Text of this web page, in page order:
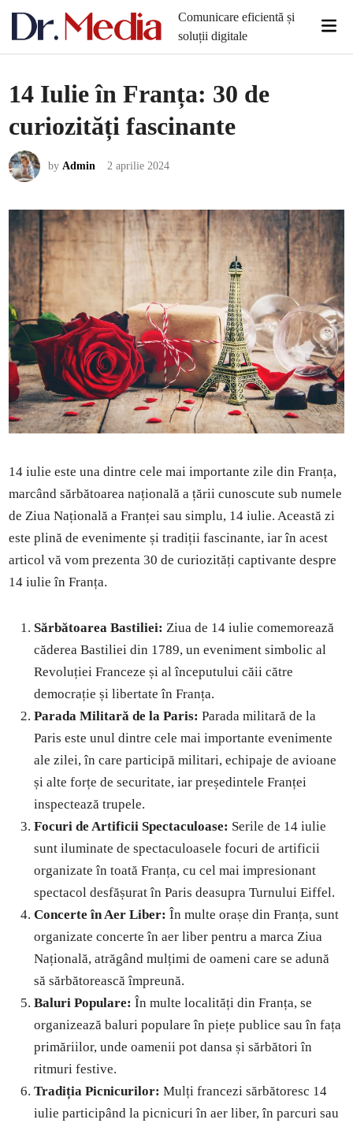
Comunicare eficientă și
soluții digitale
14 Iulie în Franța: 30 de
curiozități fascinante
byAdmin 2 aprilie 2024
14 iulie este una dintre cele mai importante zile din Franța,
marcând sărbătoarea națională a țării cunoscute sub numele
de Ziua Națională a Franței sau simplu, 14 iulie. Această zi
este plină de evenimente și tradiții fascinante, iar în acest
articol vă vom prezenta 30 de curiozități captivante despre
14 iulie în Franța.
Sărbătoarea Bastiliei: Ziua de 14 iulie comemorează
căderea Bastiliei din 1789, un eveniment simbolic al
Revoluției Franceze și al începutului căii către
democrație și libertate în Franța.
Parada Militară de la Paris: Parada militară de la
Paris este unul dintre cele mai importante evenimente
ale zilei, în care participă militari, echipaje de avioane
și alte forțe de securitate, iar președintele Franței
inspectează trupele.
Focuri de Artificii Spectaculoase: Serile de 14 iulie
sunt iluminate de spectaculoasele focuri de artificii
organizate în toată Franța, cu cel mai impresionant
spectacol desfășurat în Paris deasupra Turnului Eiffel.
Concerte în Aer Liber: În multe orașe din Franța, sunt
organizate concerte în aer liber pentru a marca Ziua
Națională, atrăgând mulțimi de oameni care se adună
să sărbătorească împreună.
Baluri Populare: În multe localități din Franța, se
organizează baluri populare în piețe publice sau în fața
primăriilor, unde oamenii pot dansa și sărbători în
ritmuri festive.
Tradiția Picnicurilor: Mulți francezi sărbătoresc 14
iulie participând la picnicuri în aer liber, în parcuri sau